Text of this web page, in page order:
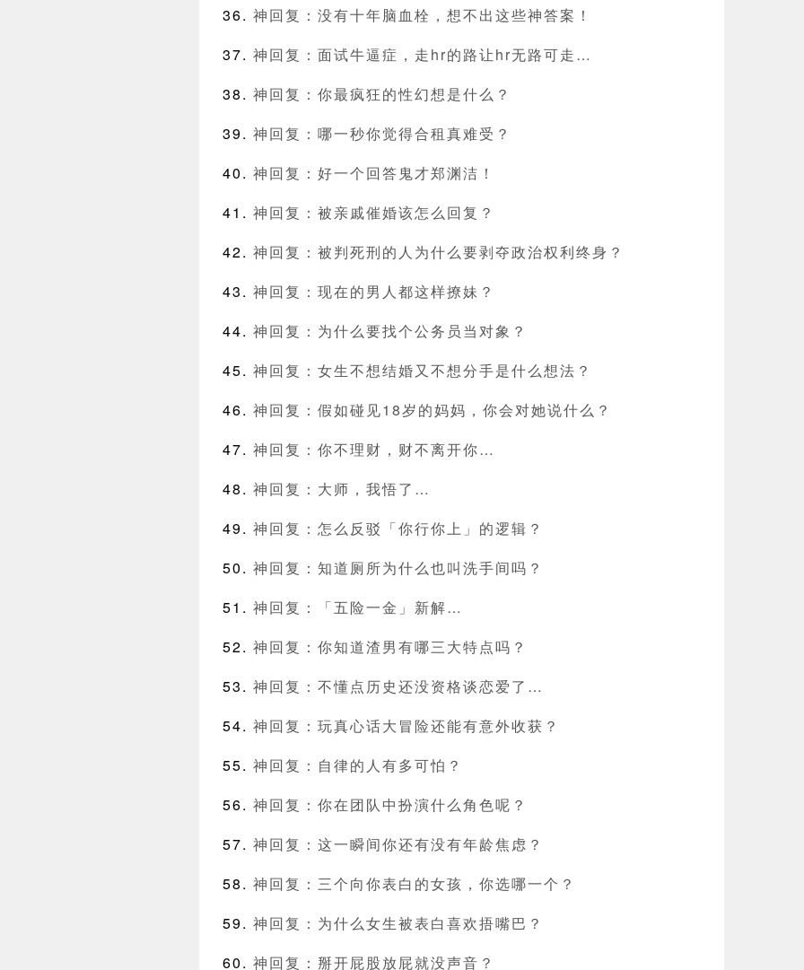
神回复：没有十年脑血栓，想不出这些神答案！
神回复：面试牛逼症，走hr的路让hr无路可走…
神回复：你最疯狂的性幻想是什么？
神回复：哪一秒你觉得合租真难受？
神回复：好一个回答鬼才郑渊洁！
神回复：被亲戚催婚该怎么回复？
神回复：被判死刑的人为什么要剥夺政治权利终身？
神回复：现在的男人都这样撩妹？
神回复：为什么要找个公务员当对象？
神回复：女生不想结婚又不想分手是什么想法？
神回复：假如碰见18岁的妈妈，你会对她说什么？
神回复：你不理财，财不离开你…
神回复：大师，我悟了…
神回复：怎么反驳「你行你上」的逻辑？
神回复：知道厕所为什么也叫洗手间吗？
神回复：「五险一金」新解…
神回复：你知道渣男有哪三大特点吗？
神回复：不懂点历史还没资格谈恋爱了…
神回复：玩真心话大冒险还能有意外收获？
神回复：自律的人有多可怕？
神回复：你在团队中扮演什么角色呢？
神回复：这一瞬间你还有没有年龄焦虑？
神回复：三个向你表白的女孩，你选哪一个？
神回复：为什么女生被表白喜欢捂嘴巴？
神回复：掰开屁股放屁就没声音？